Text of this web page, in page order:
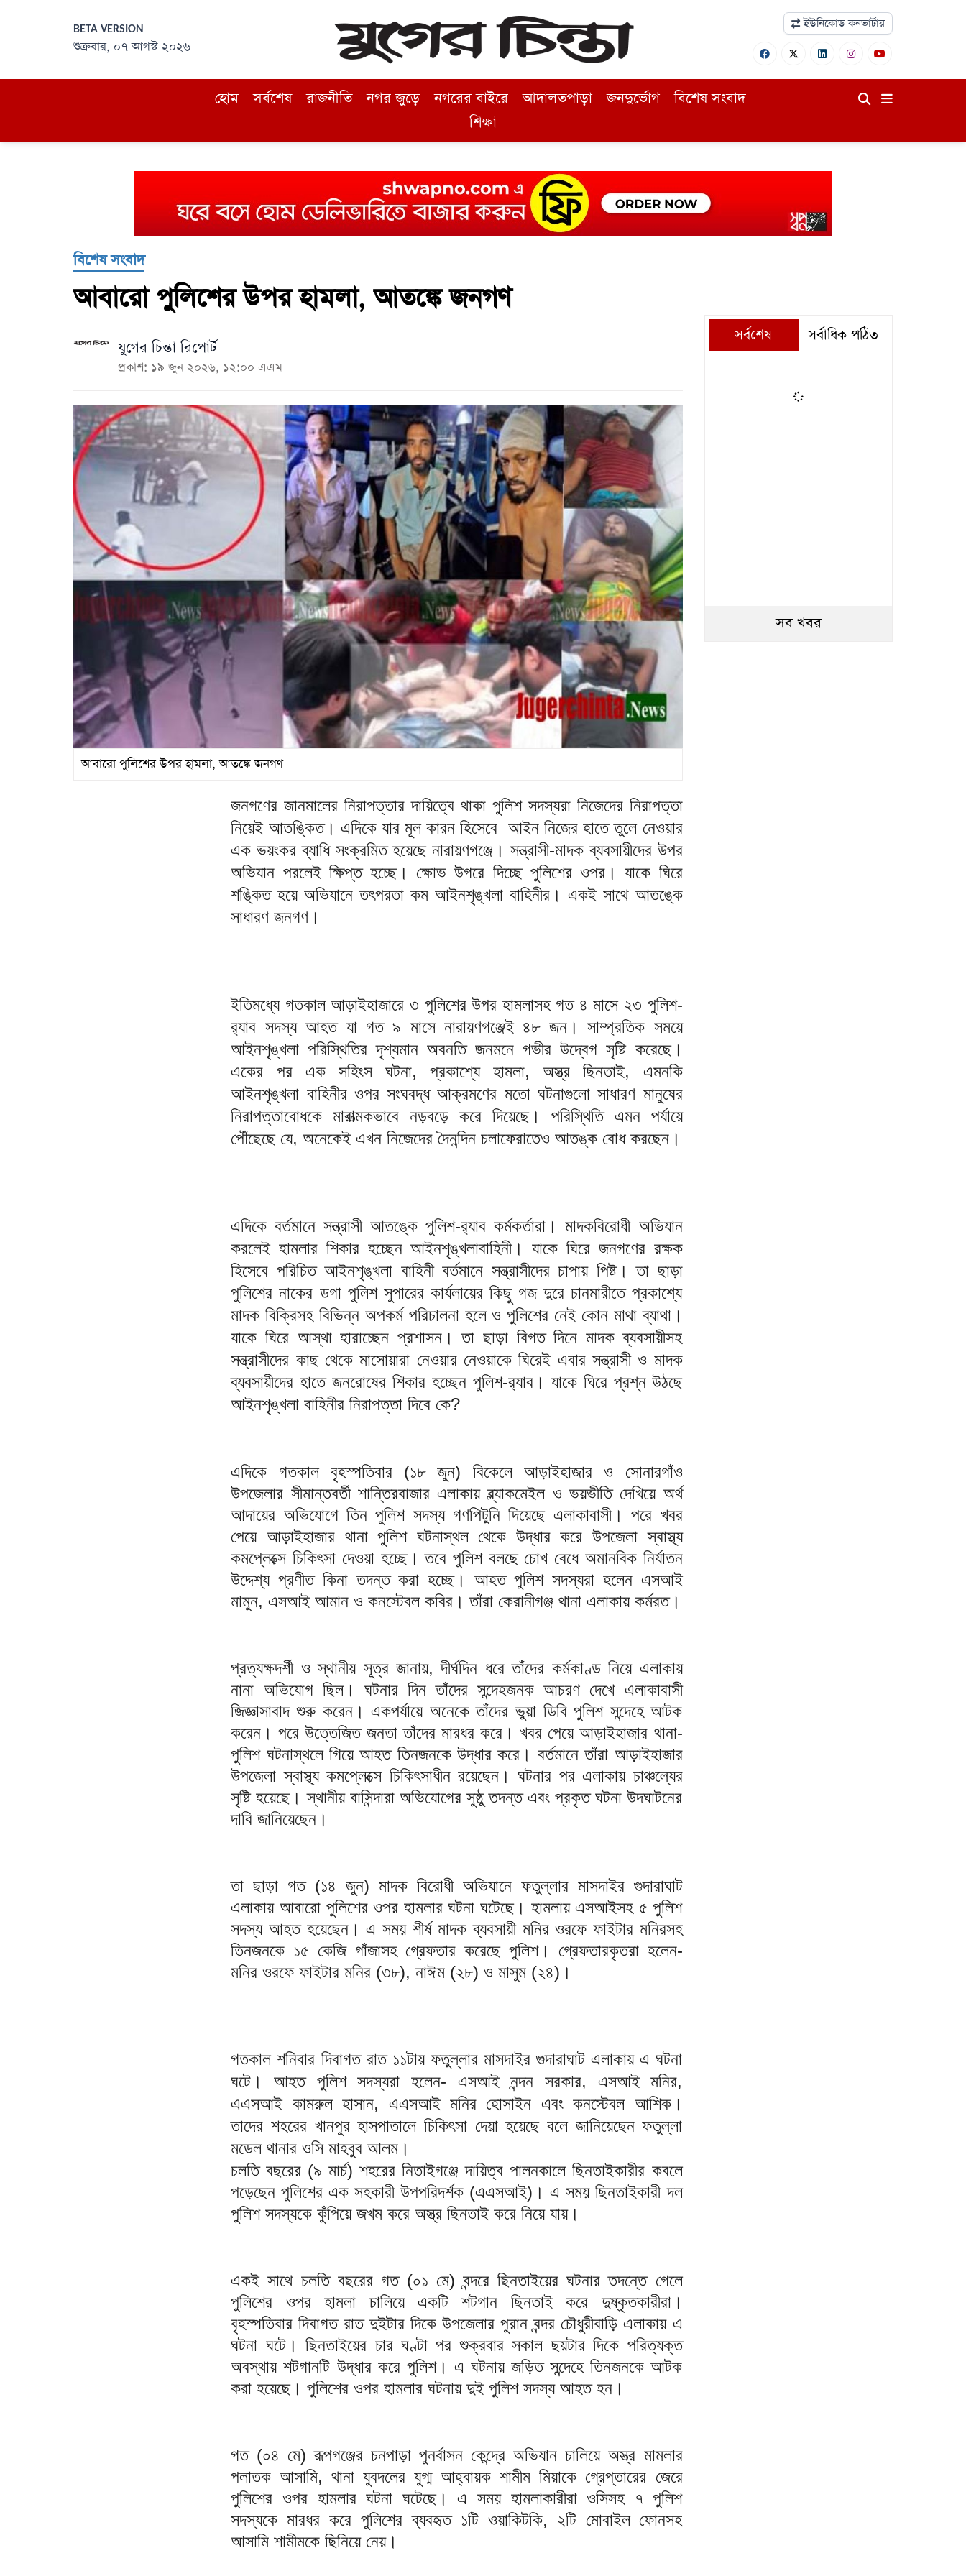
BETA VERSION
শুক্রবার, ০৭ আগস্ট ২০২৬
ইউনিকোড কনভার্টার
হোম সর্বশেষ রাজনীতি নগর জুড়ে নগরের বাইরে আদালতপাড়া জনদুর্ভোগ
বিশেষ সংবাদ
শিক্ষা
বিশেষ সংবাদ
আবারো পুলিশের উপর হামলা, আতঙ্কে জনগণ
যুগের চিন্তা রিপোর্ট
প্রকাশ: ১৯ জুন ২০২৬, ১২:০০ এএম
আবারো পুলিশের উপর হামলা, আতঙ্কে জনগণ
জনগণের জানমালের নিরাপত্তার দায়িত্বে থাকা পুলিশ সদস্যরা নিজেদের নিরাপত্তা
নিয়েই আতঙ্কিত। এদিকে যার মূল কারন হিসেবে আইন নিজের হাতে তুলে নেওয়ার
এক ভয়ংকর ব্যাধি সংক্রমিত হয়েছে নারায়ণগঞ্জে। সন্ত্রাসী-মাদক ব্যবসায়ীদের উপর
অভিযান পরলেই ক্ষিপ্ত হচ্ছে। ক্ষোভ উগরে দিচ্ছে পুলিশের ওপর। যাকে ঘিরে
শঙ্কিত হয়ে অভিযানে তৎপরতা কম আইনশৃঙ্খলা বাহিনীর। একই সাথে আতঙ্কে
সাধারণ জনগণ।
ইতিমধ্যে গতকাল আড়াইহাজারে ৩ পুলিশের উপর হামলাসহ গত ৪ মাসে ২৩ পুলিশ-
র‌্যাব সদস্য আহত যা গত ৯ মাসে নারায়ণগঞ্জেই ৪৮ জন। সাম্প্রতিক সময়ে
আইনশৃঙ্খলা পরিস্থিতির দৃশ্যমান অবনতি জনমনে গভীর উদ্বেগ সৃষ্টি করেছে।
একের পর এক সহিংস ঘটনা, প্রকাশ্যে হামলা, অস্ত্র ছিনতাই, এমনকি
আইনশৃঙ্খলা বাহিনীর ওপর সংঘবদ্ধ আক্রমণের মতো ঘটনাগুলো সাধারণ মানুষের
নিরাপত্তাবোধকে মারাত্মকভাবে নড়বড়ে করে দিয়েছে। পরিস্থিতি এমন পর্যায়ে
পৌঁছেছে যে, অনেকেই এখন নিজেদের দৈনন্দিন চলাফেরাতেও আতঙ্ক বোধ করছেন।
এদিকে বর্তমানে সন্ত্রাসী আতঙ্কে পুলিশ-র‌্যাব কর্মকর্তারা। মাদকবিরোধী অভিযান
করলেই হামলার শিকার হচ্ছেন আইনশৃঙ্খলাবাহিনী। যাকে ঘিরে জনগণের রক্ষক
হিসেবে পরিচিত আইনশৃঙ্খলা বাহিনী বর্তমানে সন্ত্রাসীদের চাপায় পিষ্ট। তা ছাড়া
পুলিশের নাকের ডগা পুলিশ সুপারের কার্যলায়ের কিছু গজ দুরে চানমারীতে প্রকাশ্যে
মাদক বিক্রিসহ বিভিন্ন অপকর্ম পরিচালনা হলে ও পুলিশের নেই কোন মাথা ব্যাথা।
যাকে ঘিরে আস্থা হারাচ্ছেন প্রশাসন। তা ছাড়া বিগত দিনে মাদক ব্যবসায়ীসহ
সন্ত্রাসীদের কাছ থেকে মাসোয়ারা নেওয়ার নেওয়াকে ঘিরেই এবার সন্ত্রাসী ও মাদক
ব্যবসায়ীদের হাতে জনরোষের শিকার হচ্ছেন পুলিশ-র‌্যাব। যাকে ঘিরে প্রশ্ন উঠছে
আইনশৃঙ্খলা বাহিনীর নিরাপত্তা দিবে কে?
এদিকে গতকাল বৃহস্পতিবার (১৮ জুন) বিকেলে আড়াইহাজার ও সোনারগাঁও
উপজেলার সীমান্তবর্তী শান্তিরবাজার এলাকায় ব্ল্যাকমেইল ও ভয়ভীতি দেখিয়ে অর্থ
আদায়ের অভিযোগে তিন পুলিশ সদস্য গণপিটুনি দিয়েছে এলাকাবাসী। পরে খবর
পেয়ে আড়াইহাজার থানা পুলিশ ঘটনাস্থল থেকে উদ্ধার করে উপজেলা স্বাস্থ্য
কমপ্লেক্সে চিকিৎসা দেওয়া হচ্ছে। তবে পুলিশ বলছে চোখ বেধে অমানবিক নির্যাতন
উদ্দেশ্য প্রণীত কিনা তদন্ত করা হচ্ছে। আহত পুলিশ সদস্যরা হলেন এসআই
মামুন, এসআই আমান ও কনস্টেবল কবির। তাঁরা কেরানীগঞ্জ থানা এলাকায় কর্মরত।
প্রত্যক্ষদর্শী ও স্থানীয় সূত্র জানায়, দীর্ঘদিন ধরে তাঁদের কর্মকাণ্ড নিয়ে এলাকায়
নানা অভিযোগ ছিল। ঘটনার দিন তাঁদের সন্দেহজনক আচরণ দেখে এলাকাবাসী
জিজ্ঞাসাবাদ শুরু করেন। একপর্যায়ে অনেকে তাঁদের ভুয়া ডিবি পুলিশ সন্দেহে আটক
করেন। পরে উত্তেজিত জনতা তাঁদের মারধর করে। খবর পেয়ে আড়াইহাজার থানা-
পুলিশ ঘটনাস্থলে গিয়ে আহত তিনজনকে উদ্ধার করে। বর্তমানে তাঁরা আড়াইহাজার
উপজেলা স্বাস্থ্য কমপ্লেক্সে চিকিৎসাধীন রয়েছেন। ঘটনার পর এলাকায় চাঞ্চল্যের
সৃষ্টি হয়েছে। স্থানীয় বাসিন্দারা অভিযোগের সুষ্ঠু তদন্ত এবং প্রকৃত ঘটনা উদঘাটনের
দাবি জানিয়েছেন।
তা ছাড়া গত (১৪ জুন) মাদক বিরোধী অভিযানে ফতুল্লার মাসদাইর গুদারাঘাট
এলাকায় আবারো পুলিশের ওপর হামলার ঘটনা ঘটেছে। হামলায় এসআইসহ ৫ পুলিশ
সদস্য আহত হয়েছেন। এ সময় শীর্ষ মাদক ব্যবসায়ী মনির ওরফে ফাইটার মনিরসহ
তিনজনকে ১৫ কেজি গাঁজাসহ গ্রেফতার করেছে পুলিশ। গ্রেফতারকৃতরা হলেন-
মনির ওরফে ফাইটার মনির (৩৮), নাঈম (২৮) ও মাসুম (২৪)।
গতকাল শনিবার দিবাগত রাত ১১টায় ফতুল্লার মাসদাইর গুদারাঘাট এলাকায় এ ঘটনা
ঘটে। আহত পুলিশ সদস্যরা হলেন- এসআই নন্দন সরকার, এসআই মনির,
এএসআই কামরুল হাসান, এএসআই মনির হোসাইন এবং কনস্টেবল আশিক।
তাদের শহরের খানপুর হাসপাতালে চিকিৎসা দেয়া হয়েছে বলে জানিয়েছেন ফতুল্লা
মডেল থানার ওসি মাহবুব আলম।
চলতি বছরের (৯ মার্চ) শহরের নিতাইগঞ্জে দায়িত্ব পালনকালে ছিনতাইকারীর কবলে
পড়েছেন পুলিশের এক সহকারী উপপরিদর্শক (এএসআই)। এ সময় ছিনতাইকারী দল
পুলিশ সদস্যকে কুঁপিয়ে জখম করে অস্ত্র ছিনতাই করে নিয়ে যায়।
একই সাথে চলতি বছরের গত (০১ মে) বন্দরে ছিনতাইয়ের ঘটনার তদন্তে গেলে
পুলিশের ওপর হামলা চালিয়ে একটি শটগান ছিনতাই করে দুষ্কৃতকারীরা।
বৃহস্পতিবার দিবাগত রাত দুইটার দিকে উপজেলার পুরান বন্দর চৌধুরীবাড়ি এলাকায় এ
ঘটনা ঘটে। ছিনতাইয়ের চার ঘণ্টা পর শুক্রবার সকাল ছয়টার দিকে পরিত্যক্ত
অবস্থায় শটগানটি উদ্ধার করে পুলিশ। এ ঘটনায় জড়িত সন্দেহে তিনজনকে আটক
করা হয়েছে। পুলিশের ওপর হামলার ঘটনায় দুই পুলিশ সদস্য আহত হন।
গত (০৪ মে) রূপগঞ্জের চনপাড়া পুনর্বাসন কেন্দ্রে অভিযান চালিয়ে অস্ত্র মামলার
পলাতক আসামি, থানা যুবদলের যুগ্ম আহ্বায়ক শামীম মিয়াকে গ্রেপ্তারের জেরে
পুলিশের ওপর হামলার ঘটনা ঘটেছে। এ সময় হামলাকারীরা ওসিসহ ৭ পুলিশ
সদস্যকে মারধর করে পুলিশের ব্যবহৃত ১টি ওয়াকিটকি, ২টি মোবাইল ফোনসহ
আসামি শামীমকে ছিনিয়ে নেয়।
সর্বশেষ সর্বাধিক পঠিত
সব খবর